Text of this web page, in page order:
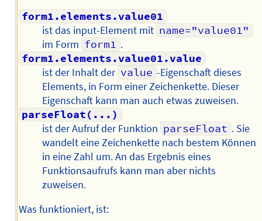
form1.elements.value01
ist das input-Element mit name="value01"
im Form form1 .
form1.elements.value01.value
ist der Inhalt der value -Eigenschaft dieses
Elements, in Form einer Zeichenkette. Dieser
Eigenschaft kann man auch etwas zuweisen.
parseFloat(...)
ist der Aufruf der Funktion parseFloat . Sie
wandelt eine Zeichenkette nach bestem Können
in eine Zahl um. An das Ergebnis eines
Funktionsaufrufs kann man aber nichts
zuweisen.
Was funktioniert, ist: